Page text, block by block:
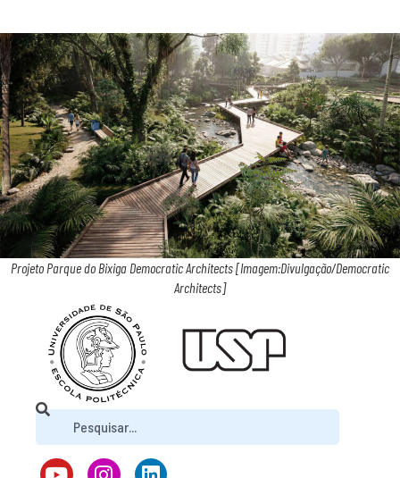
Projeto Parque do Bixiga Democratic Architects [Imagem:Divulgação/Democratic
Architects]